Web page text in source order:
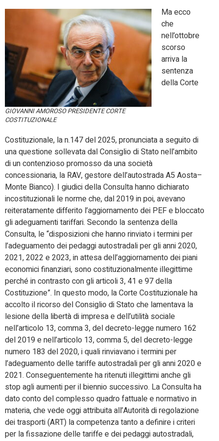
GIOVANNI AMOROSO PRESIDENTE CORTE
COSTITUZIONALE
Ma ecco
che
nell’ottobre
scorso
arriva la
sentenza
della Corte
Costituzionale, la n.147 del 2025, pronunciata a seguito di
una questione sollevata dal Consiglio di Stato nell’ambito
di un contenzioso promosso da una società
concessionaria, la RAV, gestore dell’autostrada A5 Aosta–
Monte Bianco). I giudici della Consulta hanno dichiarato
incostituzionali le norme che, dal 2019 in poi, avevano
reiteratamente differito l’aggiornamento dei PEF e bloccato
gli adeguamenti tariffari. Secondo la sentenza della
Consulta, le “disposizioni che hanno rinviato i termini per
l’adeguamento dei pedaggi autostradali per gli anni 2020,
2021, 2022 e 2023, in attesa dell’aggiornamento dei piani
economici finanziari, sono costituzionalmente illegittime
perché in contrasto con gli articoli 3, 41 e 97 della
Costituzione”. In questo modo, la Corte Costituzionale ha
accolto il ricorso del Consiglio di Stato che lamentava la
lesione della libertà di impresa e dell’utilità sociale
nell’articolo 13, comma 3, del decreto-legge numero 162
del 2019 e nell’articolo 13, comma 5, del decreto-legge
numero 183 del 2020, i quali rinviavano i termini per
l’adeguamento delle tariffe autostradali per gli anni 2020 e
2021. Conseguentemente ha ritenuti illegittimi anche gli
stop agli aumenti per il biennio successivo. La Consulta ha
dato conto del complesso quadro fattuale e normativo in
materia, che vede oggi attribuita all’Autorità di regolazione
dei trasporti (ART) la competenza tanto a definire i criteri
per la fissazione delle tariffe e dei pedaggi autostradali,